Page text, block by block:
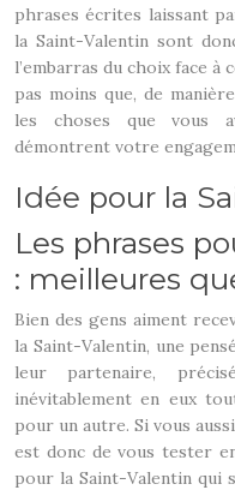
phrases écrites laissant
la Saint-Valentin sont
l’embarras du choix face à
pas moins que, de
les choses que vous
démontrent votre
Idée pour la
Les phrases
: meilleures
Bien des gens aiment
la Saint-Valentin, une
leur partenaire,
inévitablement en eux
pour un autre. Si vous
est donc de vous tester
pour la Saint-Valentin qui